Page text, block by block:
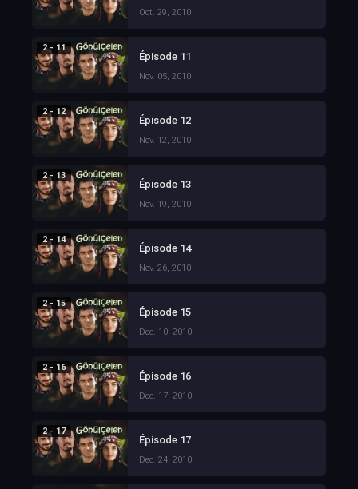
Oct. 29, 2010
2 - 11
Épisode 11
Nov. 05, 2010
2 - 12
Épisode 12
Nov. 12, 2010
2 - 13
Épisode 13
Nov. 19, 2010
2 - 14
Épisode 14
Nov. 26, 2010
2 - 15
Épisode 15
Dec. 10, 2010
2 - 16
Épisode 16
Dec. 17, 2010
2 - 17
Épisode 17
Dec. 24, 2010